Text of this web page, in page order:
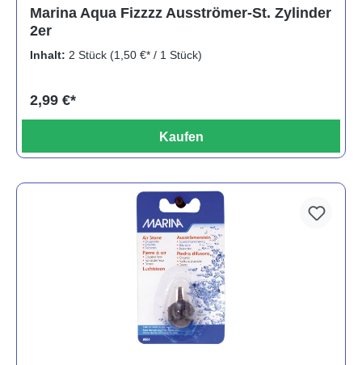
Marina Aqua Fizzzz Ausströmer-St. Zylinder
2er
Inhalt: 2 Stück (1,50 €* / 1 Stück)
2,99 €*
Kaufen